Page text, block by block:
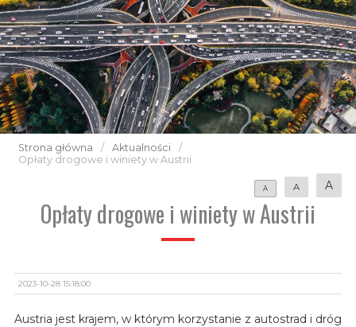
Strona główna / Aktualności
/
Opłaty drogowe i winiety w Austrii
A A A
Opłaty drogowe i winiety w Austrii
2023-10-28 15:18:00
Austria jest krajem, w którym korzystanie z autostrad i dróg